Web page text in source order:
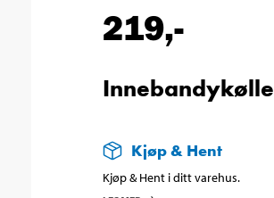
219,-
Innebandykølle
Kjøp & Hent
Kjøp & Hent i ditt varehus.